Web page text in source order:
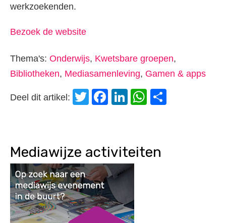
werkzoekenden.
Bezoek de website
Thema's: Onderwijs, Kwetsbare groepen,
Bibliotheken, Mediasamenleving, Gamen & apps
Deel dit artikel: Twitter
Facebook
LinkedIn
WhatsApp
Mediawijze activiteiten